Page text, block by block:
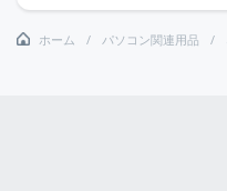
ホーム パソコン関連用品